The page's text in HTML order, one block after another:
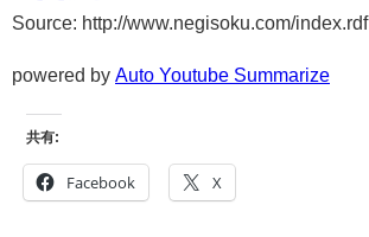
Source: http://www.negisoku.com/index.rdf
powered by Auto Youtube Summarize
共有:
Facebook X